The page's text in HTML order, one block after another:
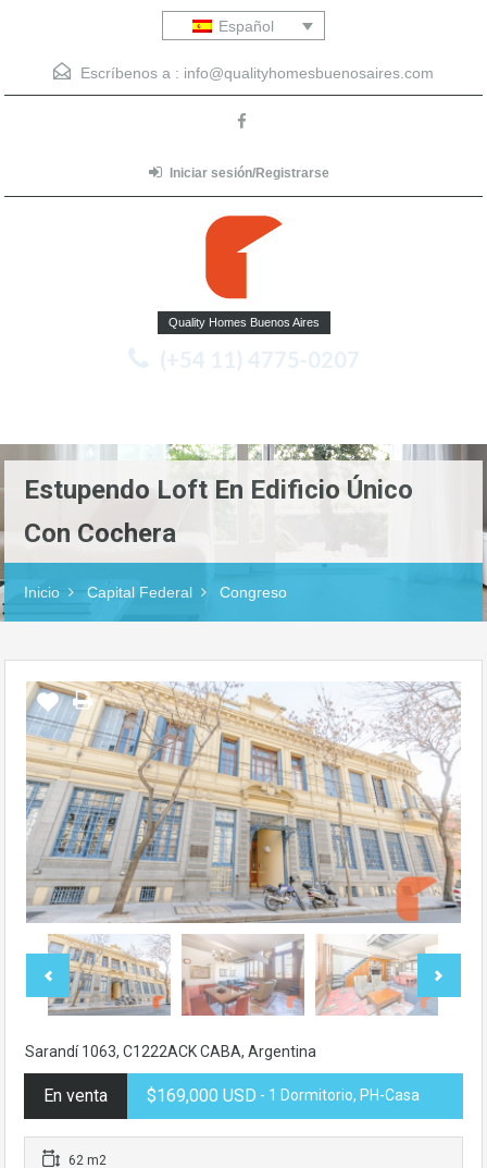
Español
Escríbenos a : info@qualityhomesbuenosaires.com
Iniciar sesión/Registrarse
Quality Homes Buenos Aires
(+54 11) 4775-0207
Estupendo Loft En Edificio Único
Con Cochera
Inicio Capital Federal Congreso
Sarandí 1063, C1222ACK CABA, Argentina
En venta $169,000 USD - 1 Dormitorio, PH-Casa
62 m2